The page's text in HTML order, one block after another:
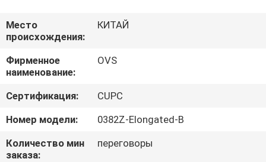
НАС
ПУТЕШЕСТВИЕ
ФАБРИКИ
ПРОВЕРКА
КАЧЕСТВА
Место
происхождения:
КИТАЙ
Фирменное
наименование:
OVS
Сертификация:
CUPC
Номер модели:
0382Z-Elongated-B
Количество мин
заказа:
переговоры